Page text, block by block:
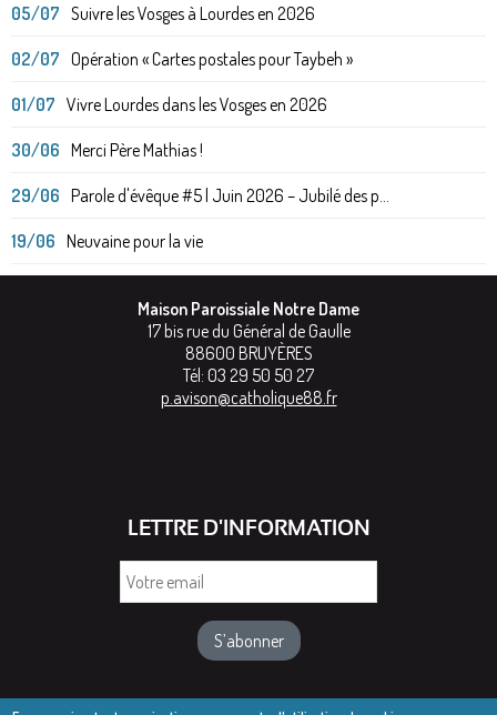
05/07 Suivre les Vosges à Lourdes en 2026
02/07 Opération « Cartes postales pour Taybeh »
01/07 Vivre Lourdes dans les Vosges en 2026
30/06 Merci Père Mathias !
29/06 Parole d'évêque #5 | Juin 2026 – Jubilé des p...
19/06 Neuvaine pour la vie
Maison Paroissiale Notre Dame
17 bis rue du Général de Gaulle
88600 BRUYÈRES
Tél: 03 29 50 50 27
p.avison@catholique88.fr
LETTRE D'INFORMATION